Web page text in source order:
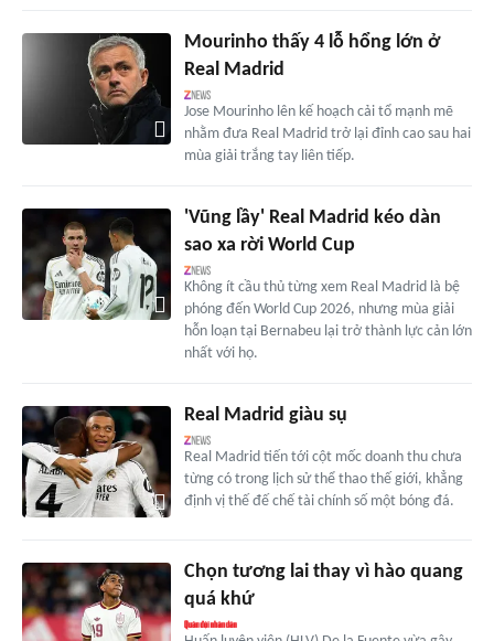
Mourinho thấy 4 lỗ hổng lớn ở
Real Madrid
Jose Mourinho lên kế hoạch cải tổ mạnh mẽ
nhằm đưa Real Madrid trở lại đỉnh cao sau hai
mùa giải trắng tay liên tiếp.
'Vũng lầy' Real Madrid kéo dàn
sao xa rời World Cup
Không ít cầu thủ từng xem Real Madrid là bệ
phóng đến World Cup 2026, nhưng mùa giải
hỗn loạn tại Bernabeu lại trở thành lực cản lớn
nhất với họ.
Real Madrid giàu sụ
Real Madrid tiến tới cột mốc doanh thu chưa
từng có trong lịch sử thể thao thế giới, khẳng
định vị thế đế chế tài chính số một bóng đá.
Chọn tương lai thay vì hào quang
quá khứ